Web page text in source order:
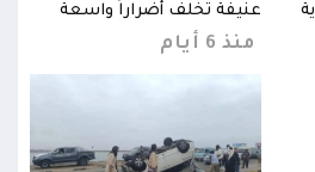
عنيفة تخلف أضراراً واسعة
منذ 6 أيام